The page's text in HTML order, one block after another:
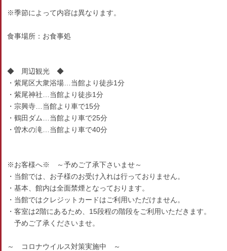
※季節によって内容は異なります。
食事場所：お食事処
◆ 周辺観光 ◆
・紫尾区大衆浴場…当館より徒歩1分
・紫尾神社…当館より徒歩1分
・宗興寺…当館より車で15分
・鶴田ダム…当館より車で25分
・曽木の滝…当館より車で40分
※お客様へ※ ～予めご了承下さいませ～
・当館では、お子様のお受け入れは行っておりません。
・基本、館内は全面禁煙となっております。
・当館ではクレジットカードはご利用いただけません。
・客室は2階にあるため、15段程の階段をご利用いただきます。
予めご了承くださいませ。
～ コロナウイルス対策実施中 ～